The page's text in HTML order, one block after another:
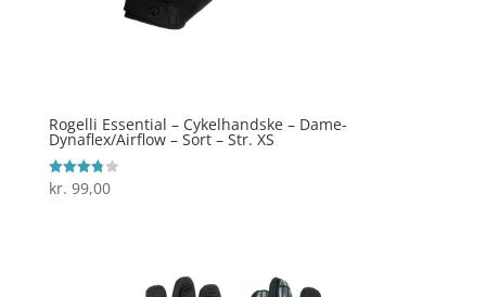
Rogelli Essential – Cykelhandske – Dame-
Dynaflex/Airflow – Sort – Str. XS
Vurderet
3.8
kr. 99,00